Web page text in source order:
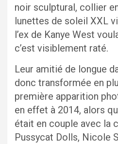
noir sculptural, collier
lunettes de soleil XXL
l’ex de Kanye West
c’est visiblement raté.
Leur amitié de longue
donc transformée en
première apparition
en effet à 2014, alors
était en couple avec la
Pussycat Dolls, Nicole